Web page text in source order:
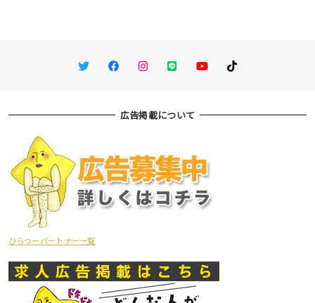
TwitterFacebookInstagram
LINE You TubeTikTok
広告掲載について
ひらつーパートナー一覧